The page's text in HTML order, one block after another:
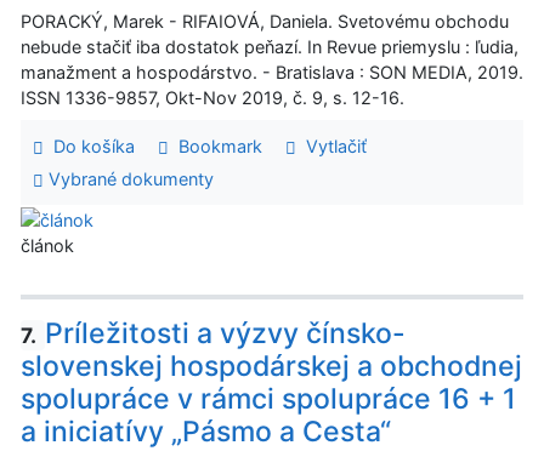
PORACKÝ, Marek - RIFAIOVÁ, Daniela. Svetovému obchodu
nebude stačiť iba dostatok peňazí. In Revue priemyslu : ľudia,
manažment a hospodárstvo. - Bratislava : SON MEDIA, 2019.
ISSN 1336-9857, Okt-Nov 2019, č. 9, s. 12-16.
Do košíka Bookmark
Vytlačiť
Vybrané dokumenty
článok
7. Príležitosti a výzvy čínsko-
slovenskej hospodárskej a obchodnej
spolupráce v rámci spolupráce 16 + 1
a iniciatívy „Pásmo a Cesta“